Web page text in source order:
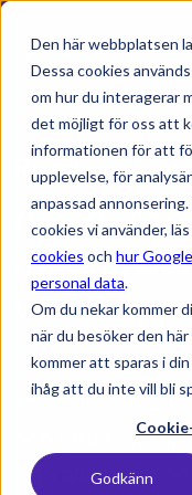
Den här webbplatsen
Dessa cookies
om hur du interagerar
det möjligt för oss att
informationen för att
upplevelse, för
anpassad
cookies vi använder,
cookies och hur
personal data.
Om du nekar kommer
när du besöker den
kommer att sparas i
ihåg att du inte vill bli
Godkänn
Produkter
Branscher
Resurser
Integrationer
search
language
Svenska
Resource
Alla
våra
Project Flows
kraftfull och
och intuitiva
från alla team